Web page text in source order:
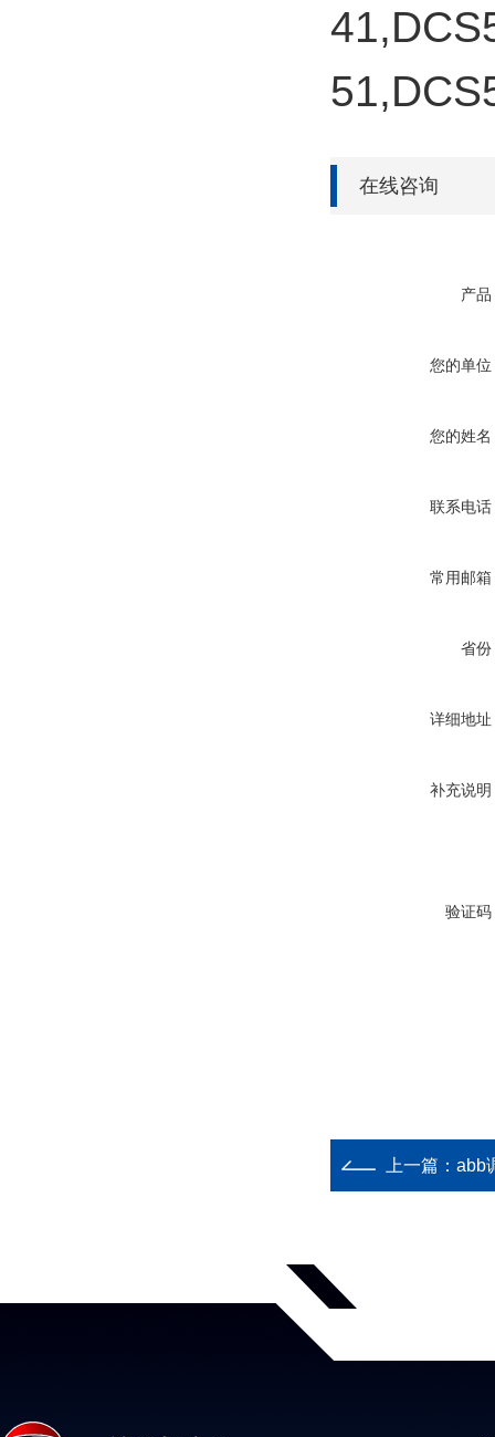
在线咨询
产品
您的单位
您的姓名
联系电话
常用邮箱
省份
详细地址
补充说明
验证码
上一篇： abb